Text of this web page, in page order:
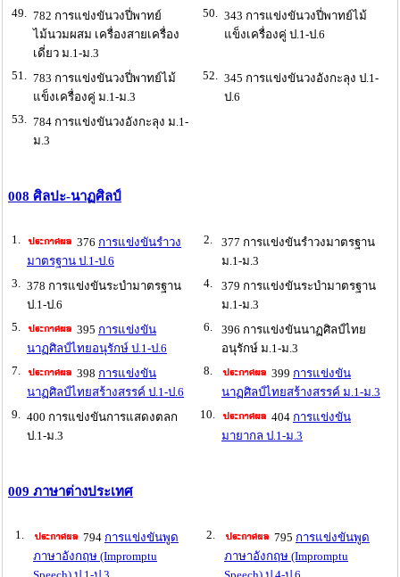
49. 782 การแข่งขันวงปี่พาทย์
ไม้นวมผสม เครื่องสายเครื่อง
เดี่ยว ม.1-ม.3
50. 343 การแข่งขันวงปี่พาทย์ไม้
แข็งเครื่องคู่ ป.1-ป.6
51. 783 การแข่งขันวงปี่พาทย์ไม้
แข็งเครื่องคู่ ม.1-ม.3
52. 345 การแข่งขันวงอังกะลุง ป.1-
ป.6
53. 784 การแข่งขันวงอังกะลุง ม.1-
ม.3
008 ศิลปะ-นาฏศิลป์
1. 376 การแข่งขันรำวง
มาตรฐาน ป.1-ป.6
2.
377 การแข่งขันรำวงมาตรฐาน
ม.1-ม.3
3.
378 การแข่งขันระบำมาตรฐาน
ป.1-ป.6
4.
379 การแข่งขันระบำมาตรฐาน
ม.1-ม.3
5.
395 การแข่งขัน
นาฏศิลป์ไทยอนุรักษ์ ป.1-ป.6
6.
396 การแข่งขันนาฏศิลป์ไทย
อนุรักษ์ ม.1-ม.3
7.
398 การแข่งขัน
นาฏศิลป์ไทยสร้างสรรค์ ป.1-ป.6
8. 399 การแข่งขัน
นาฏศิลป์ไทยสร้างสรรค์ ม.1-ม.3
9.
400 การแข่งขันการแสดงตลก
ป.1-ม.3
10. 404 การแข่งขัน
มายากล ป.1-ม.3
009 ภาษาต่างประเทศ
1. 794 การแข่งขันพูด
ภาษาอังกฤษ (Impromptu
2. 795 การแข่งขันพูด
ภาษาอังกฤษ (Impromptu